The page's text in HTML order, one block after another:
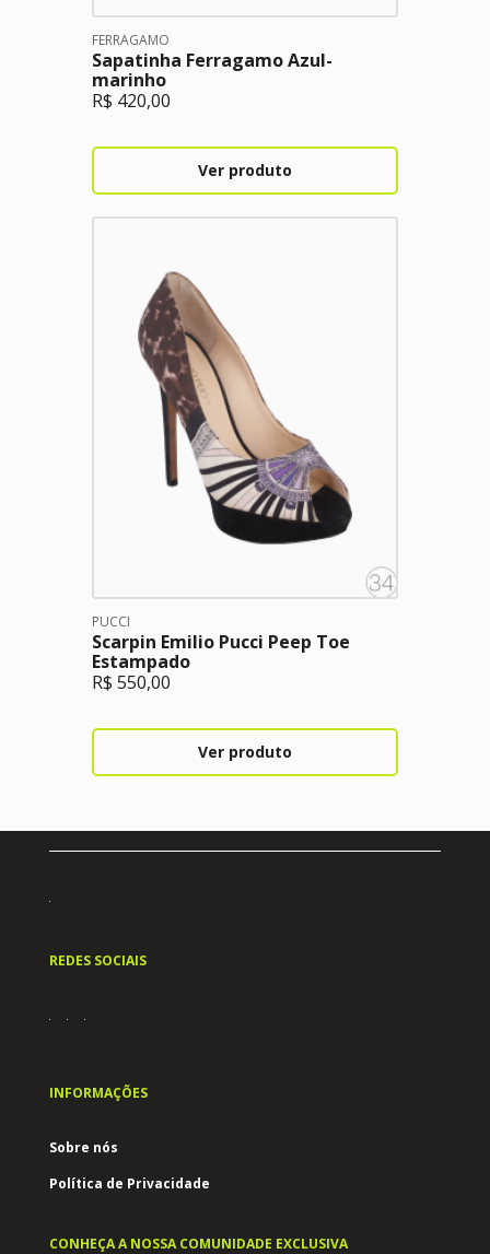
FERRAGAMO
Sapatinha Ferragamo Azul-
marinho
R$ 420,00
Ver produto
PUCCI
Scarpin Emilio Pucci Peep Toe
Estampado
R$ 550,00
Ver produto
REDES SOCIAIS
INFORMAÇÕES
Sobre nós
Política de Privacidade
CONHEÇA A NOSSA COMUNIDADE EXCLUSIVA